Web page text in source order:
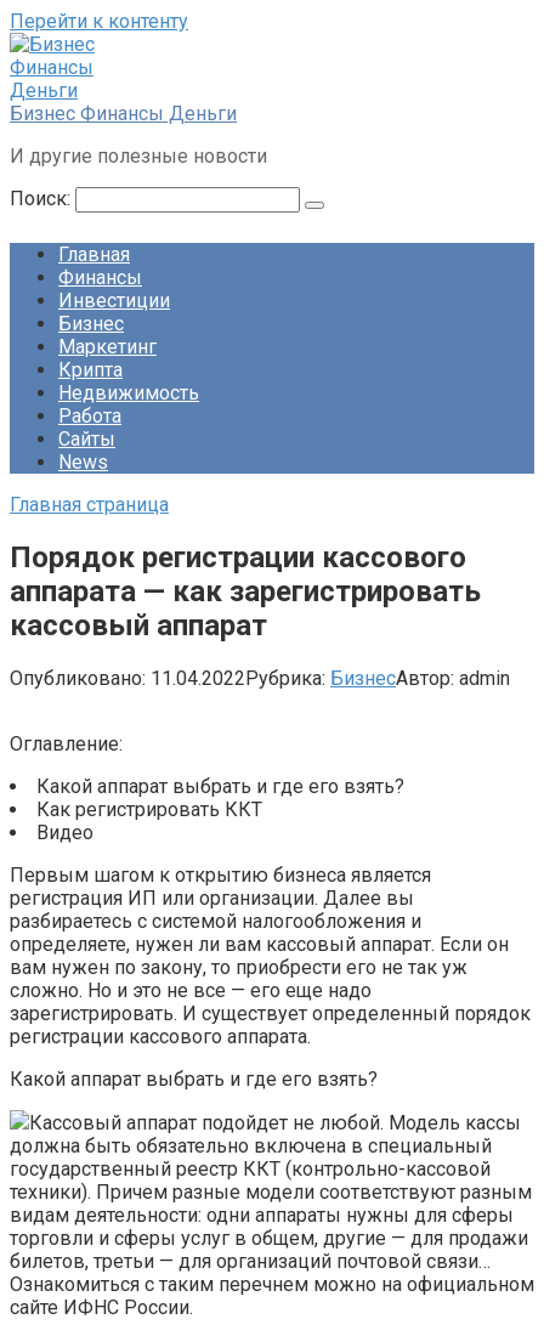
Перейти к контенту
Бизнес Финансы Деньги
И другие полезные новости
Поиск:
Главная
Финансы
Инвестиции
Бизнес
Маркетинг
Крипта
Недвижимость
Работа
Сайты
News
Главная страница
Порядок регистрации кассового
аппарата — как зарегистрировать
кассовый аппарат
Опубликовано: 11.04.2022Рубрика: БизнесАвтор: admin
Оглавление:
Какой аппарат выбрать и где его взять?
Как регистрировать ККТ
Видео
Первым шагом к открытию бизнеса является
регистрация ИП или организации. Далее вы
разбираетесь с системой налогообложения и
определяете, нужен ли вам кассовый аппарат. Если он
вам нужен по закону, то приобрести его не так уж
сложно. Но и это не все — его еще надо
зарегистрировать. И существует определенный порядок
регистрации кассового аппарата.
Какой аппарат выбрать и где его взять?
Кассовый аппарат подойдет не любой. Модель кассы
должна быть обязательно включена в специальный
государственный реестр ККТ (контрольно-кассовой
техники). Причем разные модели соответствуют разным
видам деятельности: одни аппараты нужны для сферы
торговли и сферы услуг в общем, другие — для продажи
билетов, третьи — для организаций почтовой связи…
Ознакомиться с таким перечнем можно на официальном
сайте ИФНС России.